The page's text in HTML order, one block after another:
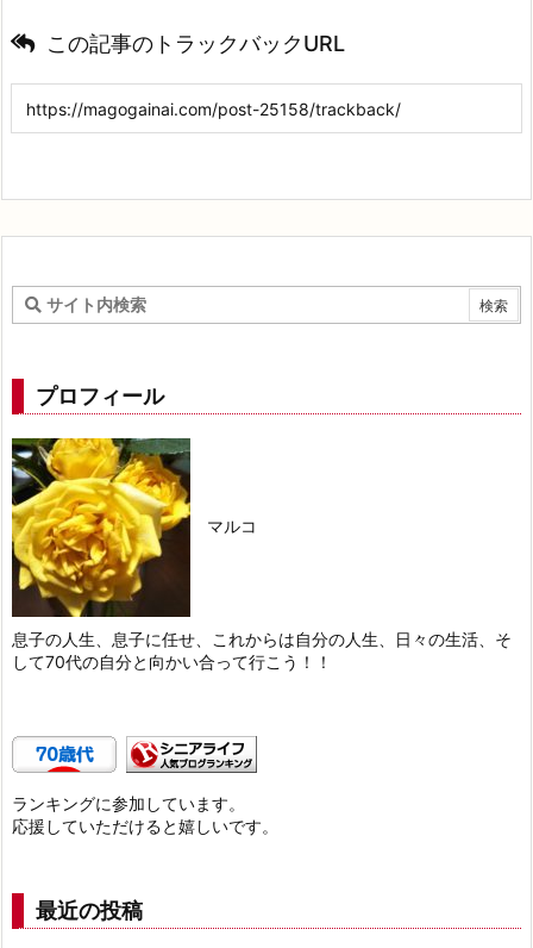
この記事のトラックバックURL
プロフィール
マルコ
息子の人生、息子に任せ、これからは自分の人生、日々の生活、そ
して70代の自分と向かい合って行こう！！
ランキングに参加しています。
応援していただけると嬉しいです。
最近の投稿